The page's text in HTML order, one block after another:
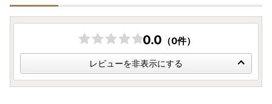
0.0 （0件）
レビューを非表示にする